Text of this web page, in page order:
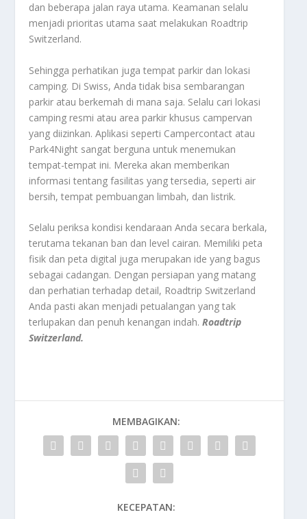
dan beberapa jalan raya utama. Keamanan selalu
menjadi prioritas utama saat melakukan Roadtrip
Switzerland.
Sehingga perhatikan juga tempat parkir dan lokasi
camping. Di Swiss, Anda tidak bisa sembarangan
parkir atau berkemah di mana saja. Selalu cari lokasi
camping resmi atau area parkir khusus campervan
yang diizinkan. Aplikasi seperti Campercontact atau
Park4Night sangat berguna untuk menemukan
tempat-tempat ini. Mereka akan memberikan
informasi tentang fasilitas yang tersedia, seperti air
bersih, tempat pembuangan limbah, dan listrik.
Selalu periksa kondisi kendaraan Anda secara berkala,
terutama tekanan ban dan level cairan. Memiliki peta
fisik dan peta digital juga merupakan ide yang bagus
sebagai cadangan. Dengan persiapan yang matang
dan perhatian terhadap detail, Roadtrip Switzerland
Anda pasti akan menjadi petualangan yang tak
terlupakan dan penuh kenangan indah.Roadtrip
Switzerland.
MEMBAGIKAN:
KECEPATAN: